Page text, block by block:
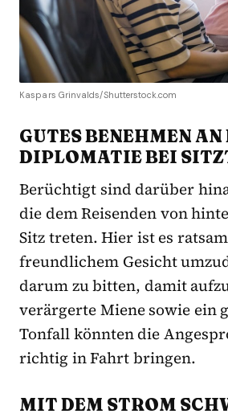
Kaspars Grinvalds/Shutterstock.com
GUTES BENEHMEN AN
DIPLOMATIE BEI
Berüchtigt sind darüber
die dem Reisenden von
Sitz treten. Hier ist es
freundlichem Gesicht
darum zu bitten, damit
verärgerte Miene sowie ein
Tonfall könnten die
richtig in Fahrt bringen.
MIT DEM STROM